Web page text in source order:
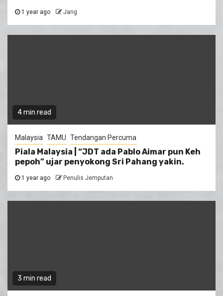
1 year ago Jang
4 min read
Malaysia TAMU Tendangan Percuma
Piala Malaysia | “JDT ada Pablo Aimar pun Keh
pepoh” ujar penyokong Sri Pahang yakin.
1 year ago Penulis Jemputan
3 min read